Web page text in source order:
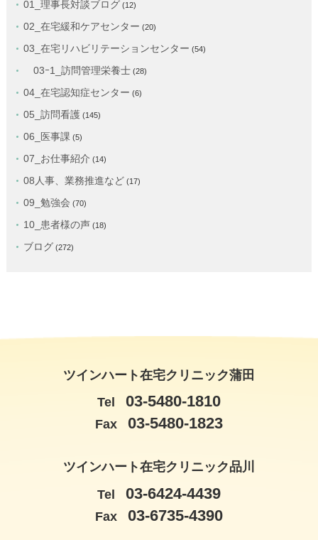
01_理事長対談ブログ (12)
02_在宅緩和ケアセンター (20)
03_在宅リハビリテーションセンター (54)
03ｰ1_訪問管理栄養士(28)
04_在宅認知症センター (6)
05_訪問看護 (145)
06_医事課 (5)
07_お仕事紹介 (14)
08人事、業務推進など (17)
09_勉強会 (70)
10_患者様の声 (18)
ブログ (272)
ツインハート在宅クリニック蒲田
Tel
03-5480-1810
Fax 03-5480-1823
ツインハート在宅クリニック品川
Tel
03-6424-4439
Fax 03-6735-4390